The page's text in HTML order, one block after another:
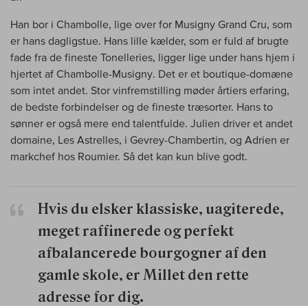
Han bor i Chambolle, lige over for Musigny Grand Cru, som
er hans dagligstue. Hans lille kælder, som er fuld af brugte
fade fra de fineste Tonelleries, ligger lige under hans hjem i
hjertet af Chambolle-Musigny. Det er et boutique-domæne
som intet andet. Stor vinfremstilling møder årtiers erfaring,
de bedste forbindelser og de fineste træsorter. Hans to
sønner er også mere end talentfulde. Julien driver et andet
domaine, Les Astrelles, i Gevrey-Chambertin, og Adrien er
markchef hos Roumier. Så det kan kun blive godt.
Hvis du elsker klassiske, uagiterede,
meget raffinerede og perfekt
afbalancerede bourgogner af den
gamle skole, er Millet den rette
adresse for dig.